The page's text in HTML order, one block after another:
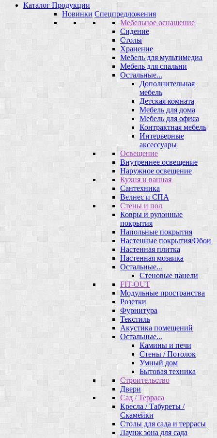
Каталог Продукции
Новинки Спецпредложения
Мебельное оснащение
Сидение
Столы
Хранение
Мебель для мультимедиа
Мебель для спальни
Остальные...
Дополнительная
мебель
Детская комната
Мебель для дома
Мебель для офиса
Контрактная мебель
Интерьерные
аксессуары
Освещение
Внутреннее освещение
Наружное освещение
Кухня и ванная
Сантехника
Велнес и СПА
Стены и пол
Ковры и рулонные
покрытия
Напольные покрытия
Настенные покрытия/Обои
Настенная плитка
Настенная мозаика
Остальные...
Стеновые панели
FIT-OUT
Модульные пространства
Розетки
Фурнитура
Текстиль
Акустика помещений
Остальные...
Камины и печи
Стены / Потолок
Умный дом
Бытовая техника
Строительство
Двери
Сад / Терраса
Кресла / Табуреты /
Скамейки
Столы для сада и террасы
Лаунж зона для сада